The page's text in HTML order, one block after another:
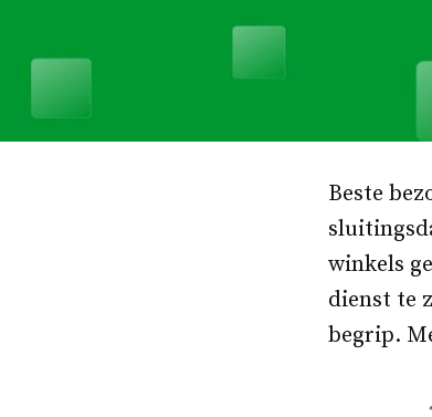
Beste
winkels
dienst te
begrip.